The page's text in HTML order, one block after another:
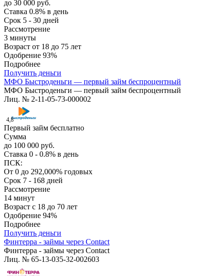
до 30 000 руб.
Ставка 0.8% в день
Срок 5 - 30 дней
Рассмотрение
3 минуты
Возраст от 18 до 75 лет
Одобрение 93%
Подробнее
Получить деньги
МФО Быстроденьги — первый займ беспроцентный
МФО Быстроденьги — первый займ беспроцентный
Лиц. № 2-11-05-73-000002
4,8
Первый займ бесплатно
Сумма
до 100 000 руб.
Ставка 0 - 0.8% в день
ПСК:
От 0 до 292,000% годовых
Срок 7 - 168 дней
Рассмотрение
14 минут
Возраст с 18 до 70 лет
Одобрение 94%
Подробнее
Получить деньги
Финтерра - займы через Contact
Финтерра - займы через Contact
Лиц. № 65-13-035-32-002603